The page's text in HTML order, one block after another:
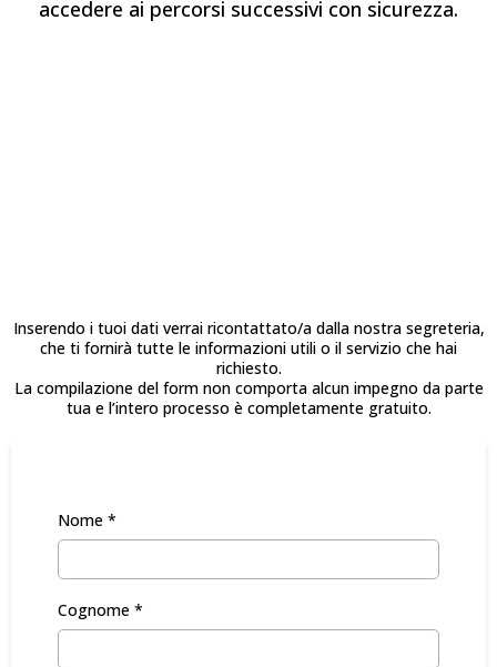
accedere ai percorsi successivi con sicurezza.
Inserendo i tuoi dati verrai ricontattato/a dalla nostra segreteria,
che ti fornirà tutte le informazioni utili o il servizio che hai
richiesto.
La compilazione del form non comporta alcun impegno da parte
tua e l’intero processo è completamente gratuito.
Nome *
Cognome *